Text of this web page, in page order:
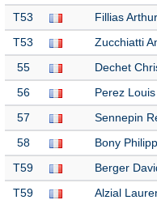
T53 Fillias Arthur
T53 Zucchiatti
55 Dechet
56 Perez Louis
57 Sennepin
58 Bony
T59 Berger
T59 Alzial